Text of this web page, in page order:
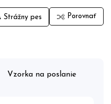
Strážny pes Porovnať
Vzorka na poslanie